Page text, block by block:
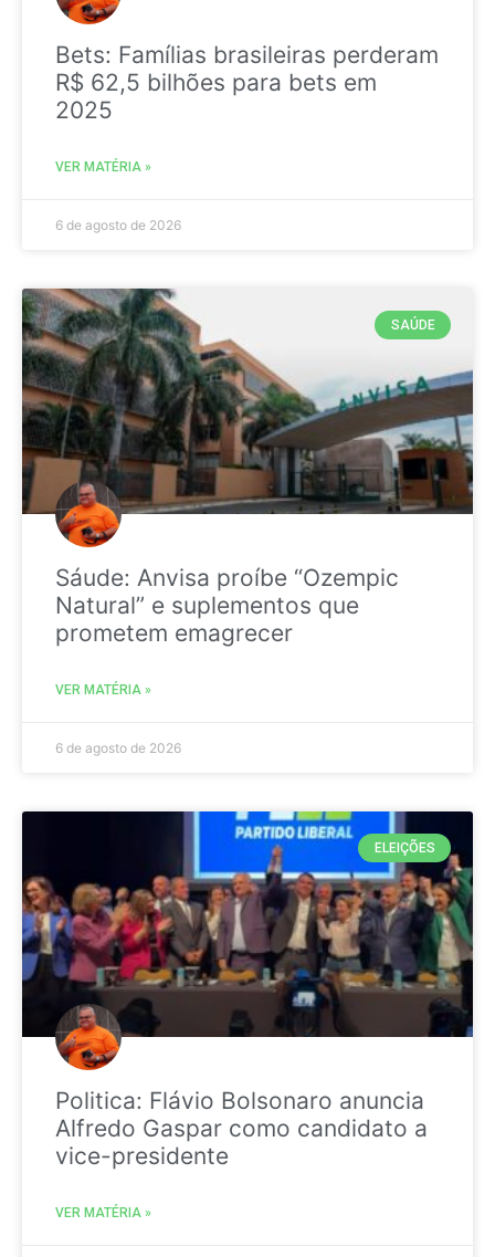
Bets: Famílias brasileiras perderam
R$ 62,5 bilhões para bets em
2025
VER MATÉRIA »
6 de agosto de 2026
SAÚDE
Sáude: Anvisa proíbe “Ozempic
Natural” e suplementos que
prometem emagrecer
VER MATÉRIA »
6 de agosto de 2026
ELEIÇÕES
Politica: Flávio Bolsonaro anuncia
Alfredo Gaspar como candidato a
vice-presidente
VER MATÉRIA »